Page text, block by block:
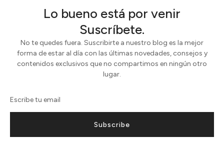
Lo bueno está por venir
Suscríbete.
No te quedes fuera. Suscribirte a nuestro blog es la mejor
forma de estar al día con las últimas novedades, consejos y
contenidos exclusivos que no compartimos en ningún otro
lugar.
Subscribe